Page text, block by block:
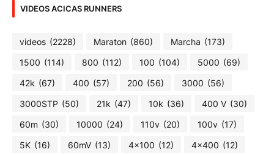
VIDEOS ACICAS RUNNERS
videos (2228) Maraton (860) Marcha (173)
1500 (114) 800 (112) 100 (104) 5000 (69)
42k (67) 400 (57) 200 (56) 3000 (56)
3000STP (50) 21k (47) 10k (36) 400 V (30)
60m (30) 10000 (24) 110v (20) 100v (17)
5K (16) 60mV (13) 4x100 (12) 4x400 (12)